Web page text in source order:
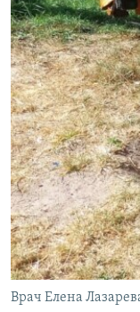
Врач Елена